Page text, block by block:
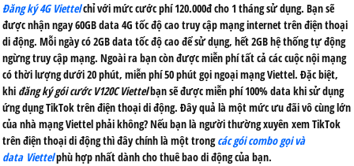
Đăng ký 4G Viettelchỉ với mức cước phí 120.000đ cho 1 tháng sử dụng. Bạn sẽ
được nhận ngay 60GB data 4G tốc độ cao truy cập mạng internet trên điện thoại
di động. Mỗi ngày có 2GB data tốc độ cao để sử dụng, hết 2GB hệ thống tự động
ngừng truy cập mạng. Ngoài ra bạn còn được miễn phí tất cả các cuộc nội mạng
có thời lượng dưới 20 phút, miễn phí 50 phút gọi ngoại mạng Viettel. Đặc biệt,
khi đăng ký gói cước V120C Viettelbạn sẽ được miễn phí 100% data khi sử dụng
ứng dụng TikTok trên điện thoại di động. Đây quả là một mức ưu đãi vô cùng lớn
của nhà mạng Viettel phải không? Nếu bạn là người thường xuyên xem TikTok
trên điện thoại di động thì đây chính là một trongcác gói combo gọi và
data Viettelphù hợp nhất dành cho thuê bao di động của bạn.